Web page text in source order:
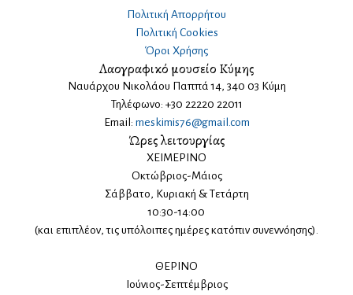
Πολιτική Απορρήτου
Πολιτική Cookies
Όροι Χρήσης
Λαογραφικό μουσείο Κύμης
Ναυάρχου Νικολάου Παππά 14, 340 03 Κύμη
Τηλέφωνο: +30 22220 22011
Email: meskimis76@gmail.com
Ώρες λειτουργίας
ΧΕΙΜΕΡΙΝΟ
Οκτώβριος-Μάιος
Σάββατο, Κυριακή & Τετάρτη
10:30-14:00
(και επιπλέον, τις υπόλοιπες ημέρες κατόπιν συνεννόησης).
ΘΕΡΙΝΟ
Ιούνιος-Σεπτέμβριος